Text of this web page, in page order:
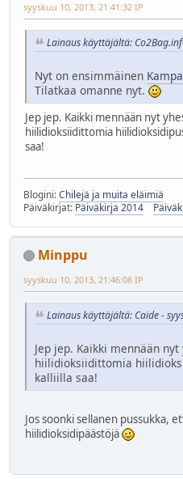
syyskuu 10, 2013, 21:41:32 IP
Lainaus käyttäjältä:
Nyt on ensimmäinen
Tilatkaa omanne nyt.
Jep jep. Kaikki mennään nyt
hiilidioksiidittomia
saa!
Blogini:Chilejä ja muita eläimiä
Päiväkirjat: Päiväkirja 2014
Minppu
syyskuu 10, 2013, 21:46:08 IP
Lainaus käyttäjältä: Caide -
Jep jep. Kaikki mennään
hiilidioksiidittomia
kalliilla saa!
Jos soonki sellanen pussukka,
hiilidioksidipäästöjä